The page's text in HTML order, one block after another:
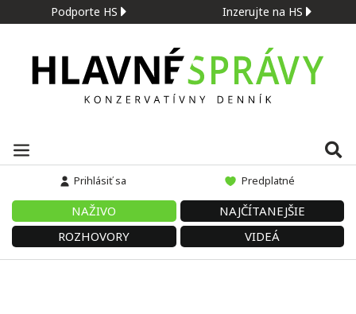
Podporte HS Inzerujte na HS
Prihlásiť sa Predplatné
NAŽIVO
NAJČÍTANEJŠIE
ROZHOVORY
VIDEÁ